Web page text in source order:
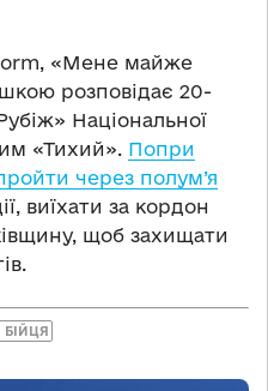
«Мене майже
розповідає 20-
Національної
«Тихий». Попри
через полум’я
виїхати за кордон
щоб захищати
БІЙЦЯ